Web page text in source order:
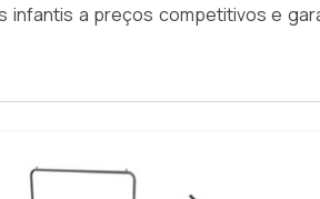
infantis a preços competitivos e
nossas ofertas e compre agora